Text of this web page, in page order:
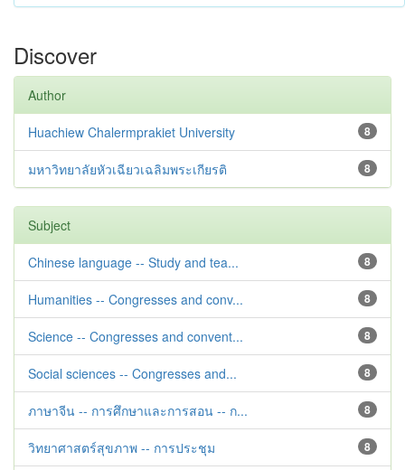
Discover
Author
8
Huachiew Chalermprakiet University
8
มหาวิทยาลัยหัวเฉียวเฉลิมพระเกียรติ
Subject
8
Chinese language -- Study and tea...
8
Humanities -- Congresses and conv...
8
Science -- Congresses and convent...
8
Social sciences -- Congresses and...
8
ภาษาจีน -- การศึกษาและการสอน -- ก...
8
วิทยาศาสตร์สุขภาพ -- การประชุม